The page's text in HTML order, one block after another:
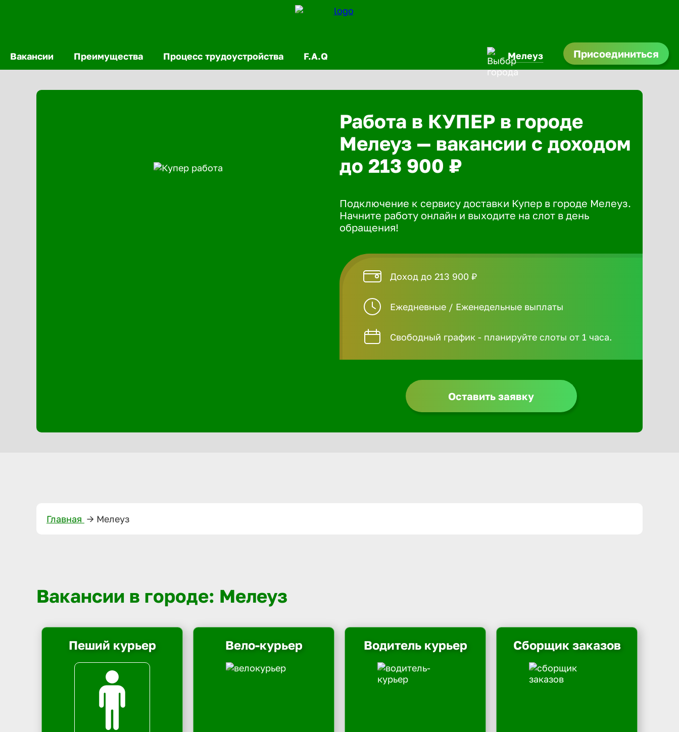
Вакансии Преимущества Процесс трудоустройства F.A.Q Мелеуз Присоединиться
Работа в КУПЕР в городе
Мелеуз — вакансии с доходом
до 213 900 ₽
Подключение к сервису доставки Купер в городе Мелеуз.
Начните работу онлайн и выходите на слот в день
обращения!
Доход до 213 900 ₽
Ежедневные / Еженедельные выплаты
Свободный график - планируйте слоты от 1 часа.
Оставить заявку
Главная —> Мелеуз
Вакансии в городе: Мелеуз
Пеший курьер Вело-курьер Водитель курьер Сборщик заказов